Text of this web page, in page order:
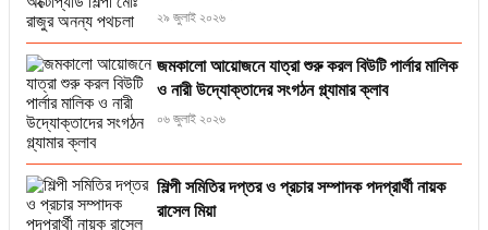
২৯ জুলাই ২০২৬
জমকালো আয়োজনে যাত্রা শুরু করল বিউটি পার্লার মালিক
ও নারী উদ্যোক্তাদের সংগঠন গ্ল্যামার ক্লাব
০৬ জুলাই ২০২৬
শিল্পী সমিতির দপ্তর ও প্রচার সম্পাদক পদপ্রার্থী নায়ক
রাসেল মিয়া